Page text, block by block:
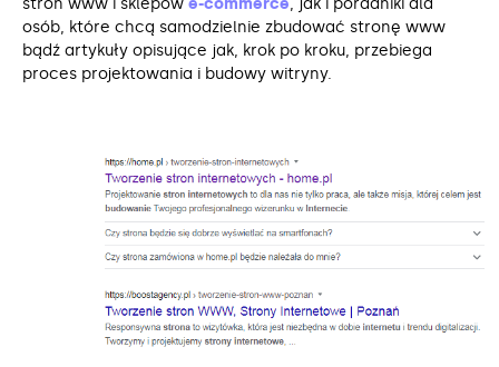
stron www i sklepów e-commerce, jak i poradniki dla
osób, które chcą samodzielnie zbudować stronę www
bądź artykuły opisujące jak, krok po kroku, przebiega
proces projektowania i budowy witryny.